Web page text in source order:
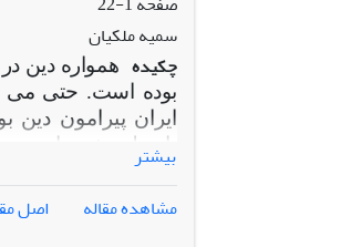
سمیه ملکیان
چکیده همواره دین
بوده است. حتی می­
ایران پیرامون دین
بازتولید شده
از چه مختصات
گفت که رضاشاه به
پهلوی، قصد دارد
بیشتر
مشاهده مقاله
اصل